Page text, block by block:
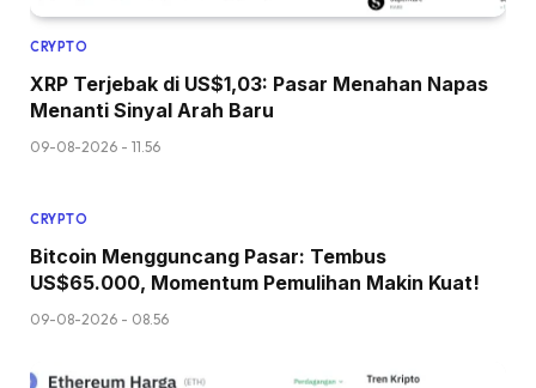
CRYPTO
XRP Terjebak di US$1,03: Pasar Menahan Napas
Menanti Sinyal Arah Baru
09-08-2026 - 11.56
CRYPTO
Bitcoin Mengguncang Pasar: Tembus
US$65.000, Momentum Pemulihan Makin Kuat!
09-08-2026 - 08.56